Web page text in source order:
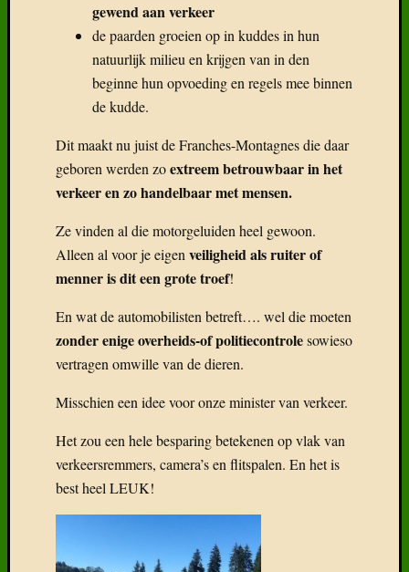
gewend aan verkeer
de paarden groeien op in kuddes in hun
natuurlijk milieu en krijgen van in den
beginne hun opvoeding en regels mee binnen
de kudde.
Dit maakt nu juist de Franches-Montagnes die daar
geboren werden zoextreem betrouwbaar in het
verkeer en zo handelbaar met mensen.
Ze vinden al die motorgeluiden heel gewoon.
Alleen al voor je eigenveiligheid als ruiter of
menner is dit een grote troef!
En wat de automobilisten betreft…. wel die moeten
zonder enige overheids-of politiecontrolesowieso
vertragen omwille van de dieren.
Misschien een idee voor onze minister van verkeer.
Het zou een hele besparing betekenen op vlak van
verkeersremmers, camera’s en flitspalen. En het is
best heel LEUK!